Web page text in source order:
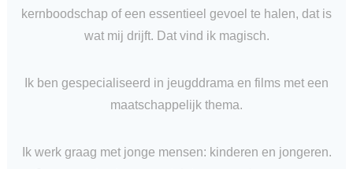
kernboodschap of een essentieel gevoel te halen, dat is
wat mij drijft. Dat vind ik magisch.
Ik ben gespecialiseerd in jeugddrama en films met een
maatschappelijk thema.
Ik werk graag met jonge mensen: kinderen en jongeren.